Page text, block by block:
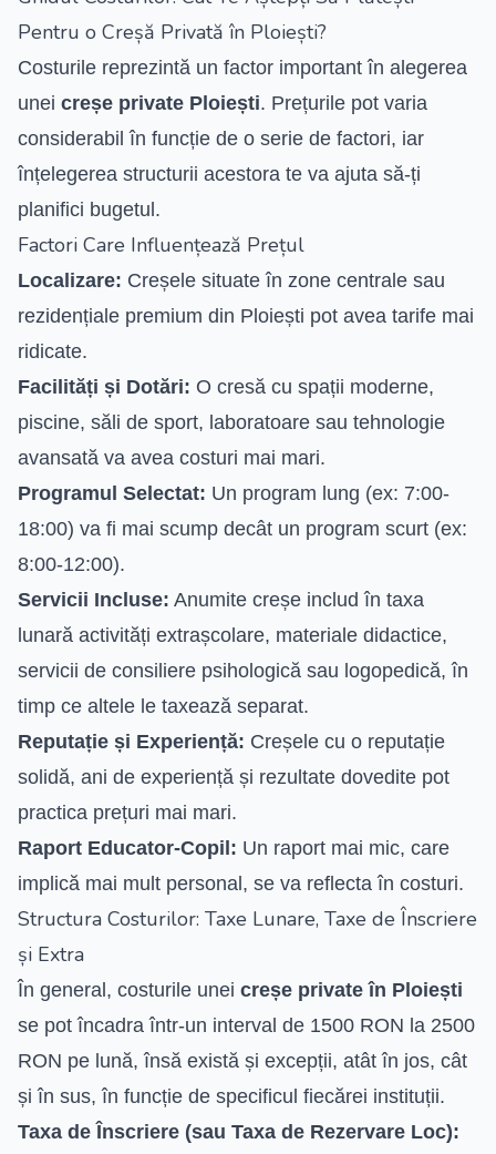
Pentru o Creșă Privată în Ploiești?
Costurile reprezintă un factor important în alegerea
unei creșe private Ploiești. Prețurile pot varia
considerabil în funcție de o serie de factori, iar
înțelegerea structurii acestora te va ajuta să-ți
planifici bugetul.
Factori Care Influențează Prețul
Localizare: Creșele situate în zone centrale sau
rezidențiale premium din Ploiești pot avea tarife mai
ridicate.
Facilități și Dotări: O cresă cu spații moderne,
piscine, săli de sport, laboratoare sau tehnologie
avansată va avea costuri mai mari.
Programul Selectat: Un program lung (ex: 7:00-
18:00) va fi mai scump decât un program scurt (ex:
8:00-12:00).
Servicii Incluse: Anumite creșe includ în taxa
lunară activități extrașcolare, materiale didactice,
servicii de consiliere psihologică sau logopedică, în
timp ce altele le taxează separat.
Reputație și Experiență: Creșele cu o reputație
solidă, ani de experiență și rezultate dovedite pot
practica prețuri mai mari.
Raport Educator-Copil: Un raport mai mic, care
implică mai mult personal, se va reflecta în costuri.
Structura Costurilor: Taxe Lunare, Taxe de Înscriere
și Extra
În general, costurile unei creșe private în Ploiești
se pot încadra într-un interval de 1500 RON la 2500
RON pe lună, însă există și excepții, atât în jos, cât
și în sus, în funcție de specificul fiecărei instituții.
Taxa de Înscriere (sau Taxa de Rezervare Loc):